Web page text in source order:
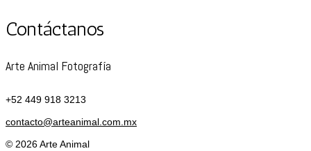
Contáctanos
Arte Animal Fotografía
+52 449 918 3213
contacto@arteanimal.com.mx
© 2026 Arte Animal